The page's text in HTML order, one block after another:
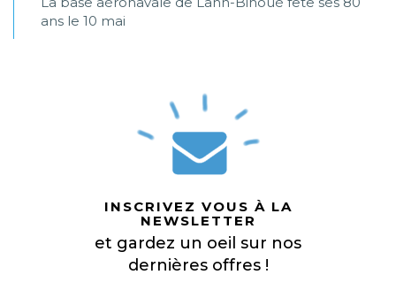
ans le 10 mai
INSCRIVEZ VOUS À LA
NEWSLETTER
et gardez un oeil sur nos
dernières offres !